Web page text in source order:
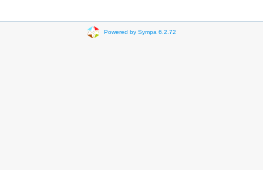
Powered by Sympa 6.2.72